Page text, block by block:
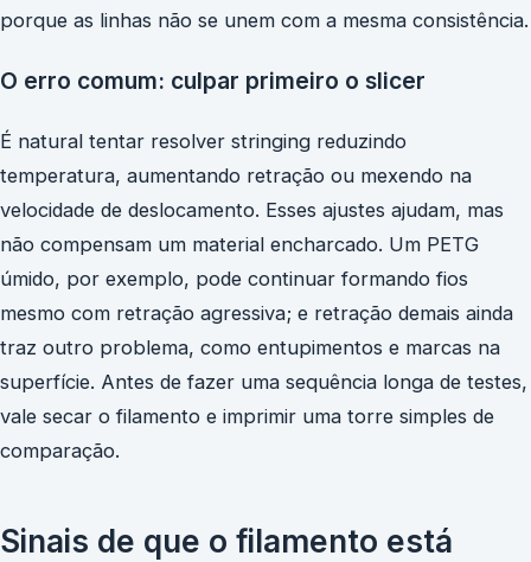
porque as linhas não se unem com a mesma consistência.
O erro comum: culpar primeiro o slicer
É natural tentar resolver stringing reduzindo
temperatura, aumentando retração ou mexendo na
velocidade de deslocamento. Esses ajustes ajudam, mas
não compensam um material encharcado. Um PETG
úmido, por exemplo, pode continuar formando fios
mesmo com retração agressiva; e retração demais ainda
traz outro problema, como entupimentos e marcas na
superfície. Antes de fazer uma sequência longa de testes,
vale secar o filamento e imprimir uma torre simples de
comparação.
Sinais de que o filamento está